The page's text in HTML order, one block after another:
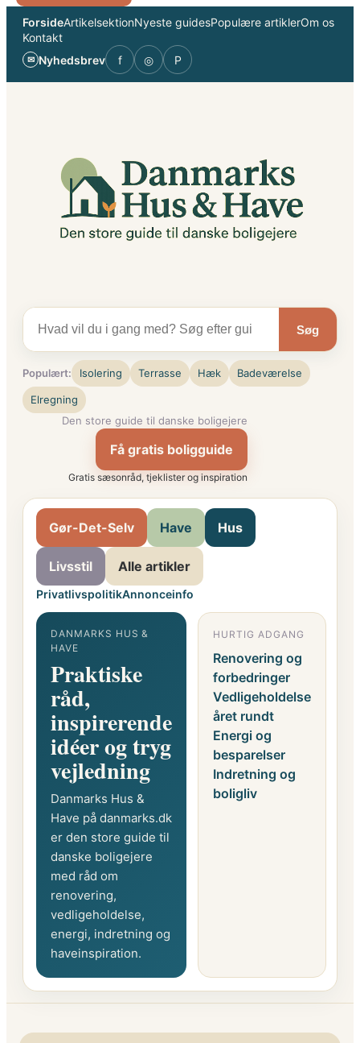
Spring
indhold
ForsideArtikelsektionNyeste guidesPopulære artiklerOm os
Kontakt
✉ Nyhedsbrev f ◎ P
Søg
Populært: Isolering Terrasse Hæk Badeværelse
Elregning
Den store guide til danske boligejere
Få gratis boligguide
Gratis sæsonråd, tjeklister og inspiration
Gør-Det-Selv Have Hus
Livsstil Alle artikler
PrivatlivspolitikAnnonceinfo
DANMARKS HUS &
HAVE
Praktiske
råd,
inspirerende
idéer og tryg
vejledning
Danmarks Hus &
Have på danmarks.dk
er den store guide til
danske boligejere
med råd om
renovering,
vedligeholdelse,
energi, indretning og
haveinspiration.
HURTIG ADGANG
Renovering og
forbedringer
Vedligeholdelse
året rundt
Energi og
besparelser
Indretning og
boligliv